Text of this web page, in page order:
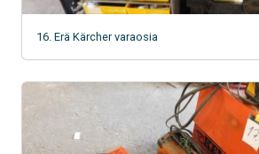
16. Erä Kärcher varaosia